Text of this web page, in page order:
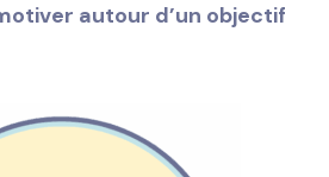
autour d’un objectif